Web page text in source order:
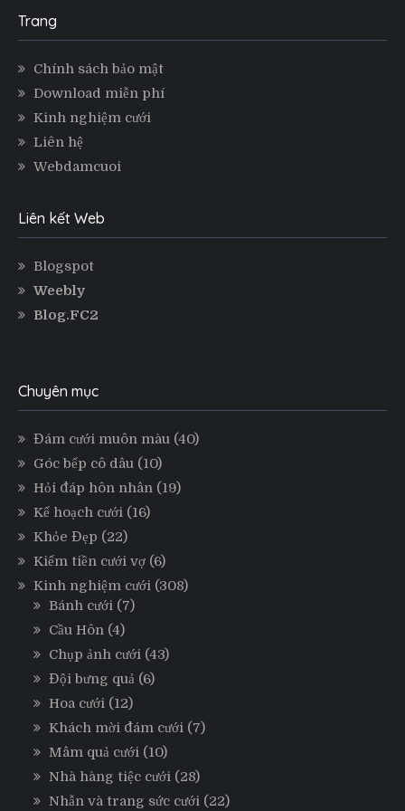
Trang
Chính sách bảo mật
Download miễn phí
Kinh nghiệm cưới
Liên hệ
Webdamcuoi
Liên kết Web
Blogspot
Weebly
Blog.FC2
Chuyên mục
Đám cưới muôn màu (40)
Góc bếp cô dâu (10)
Hỏi đáp hôn nhân (19)
Kế hoạch cưới (16)
Khỏe Đẹp (22)
Kiếm tiền cưới vợ (6)
Kinh nghiệm cưới (308)
Bánh cưới (7)
Cầu Hôn (4)
Chụp ảnh cưới (43)
Đội bưng quả (6)
Hoa cưới (12)
Khách mời đám cưới (7)
Mâm quả cưới (10)
Nhà hàng tiệc cưới (28)
Nhẫn và trang sức cưới (22)